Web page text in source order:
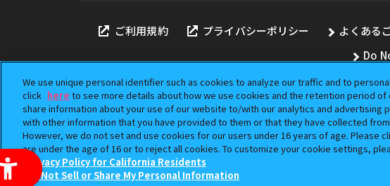
ご利用規約 プライバシーポリシー よくある
Do
本サイトに掲載されている全ての画像、文章、
「ガシャポン」は株式会社バンダイの登録商標
©BANDAI
We use unique personal identifier such as cookies to analyze our traffic and to
click here to see more details about how we use cookies and the retention period of
share information about your use of our website to/with our analytics and advertising
with other information that you have provided to them or that they have collected
However, we do not set and use cookies for our users under 16 years of age. Please
are under the age of 16 or to reject all cookies. To customize your cookie settings,
Privacy Policy for California Residents
Do Not Sell or Share My Personal Information